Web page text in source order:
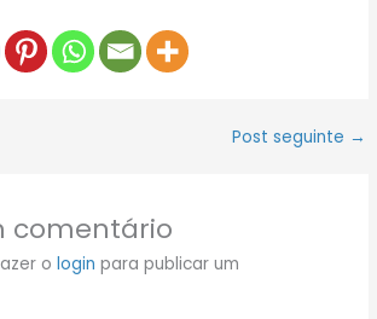
Post seguinte →
comentário
o login para publicar um